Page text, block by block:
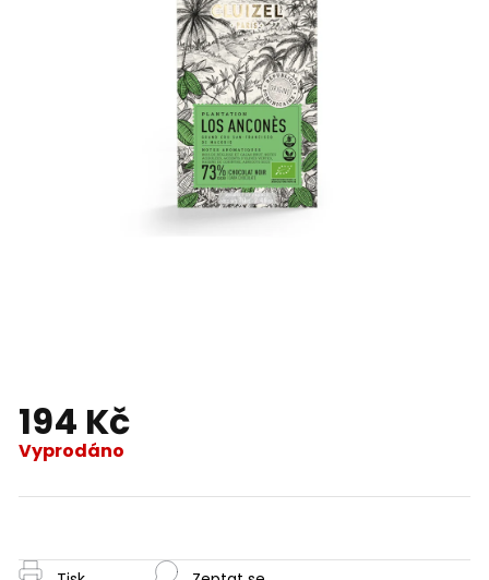
194 Kč
Vyprodáno